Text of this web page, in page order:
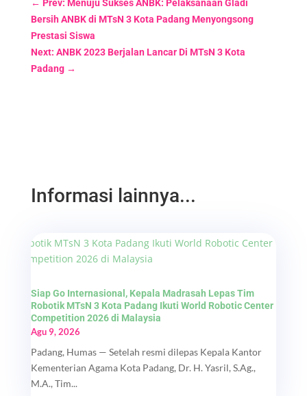
← Prev: Menuju Sukses ANBK: Pelaksanaan Gladi
Bersih ANBK di MTsN 3 Kota Padang Menyongsong
Prestasi Siswa
Next: ANBK 2023 Berjalan Lancar Di MTsN 3 Kota
Padang→
Informasi lainnya...
Siap Go Internasional, Kepala Madrasah Lepas Tim
Robotik MTsN 3 Kota Padang Ikuti World Robotic Center
Competition 2026 di Malaysia
Agu 9, 2026
Padang, Humas — Setelah resmi dilepas Kepala Kantor
Kementerian Agama Kota Padang, Dr. H. Yasril, S.Ag.,
M.A., Tim...